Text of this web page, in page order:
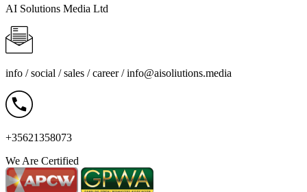
AI Solutions Media Ltd
info / social / sales / career /info@aisoliutions.media
+35621358073
We Are Certified